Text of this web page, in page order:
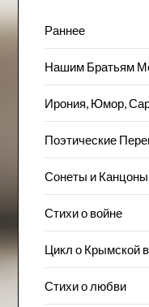
Раннее
Нашим Братьям
Ирония, Юмор,
Поэтические
Сонеты и Канцоны
Стихи о войне
Цикл о Крымской
Стихи о любви